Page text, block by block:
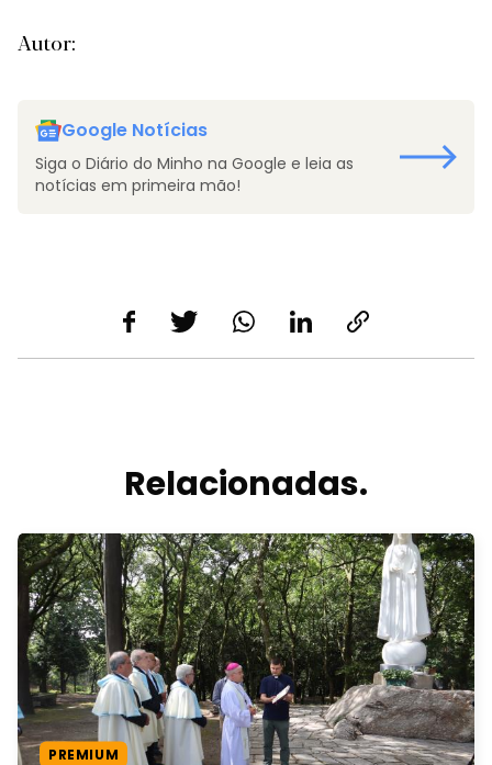
Autor:
Google Notícias
Siga o Diário do Minho na Google e leia as
notícias em primeira mão!
Relacionadas.
PREMIUM